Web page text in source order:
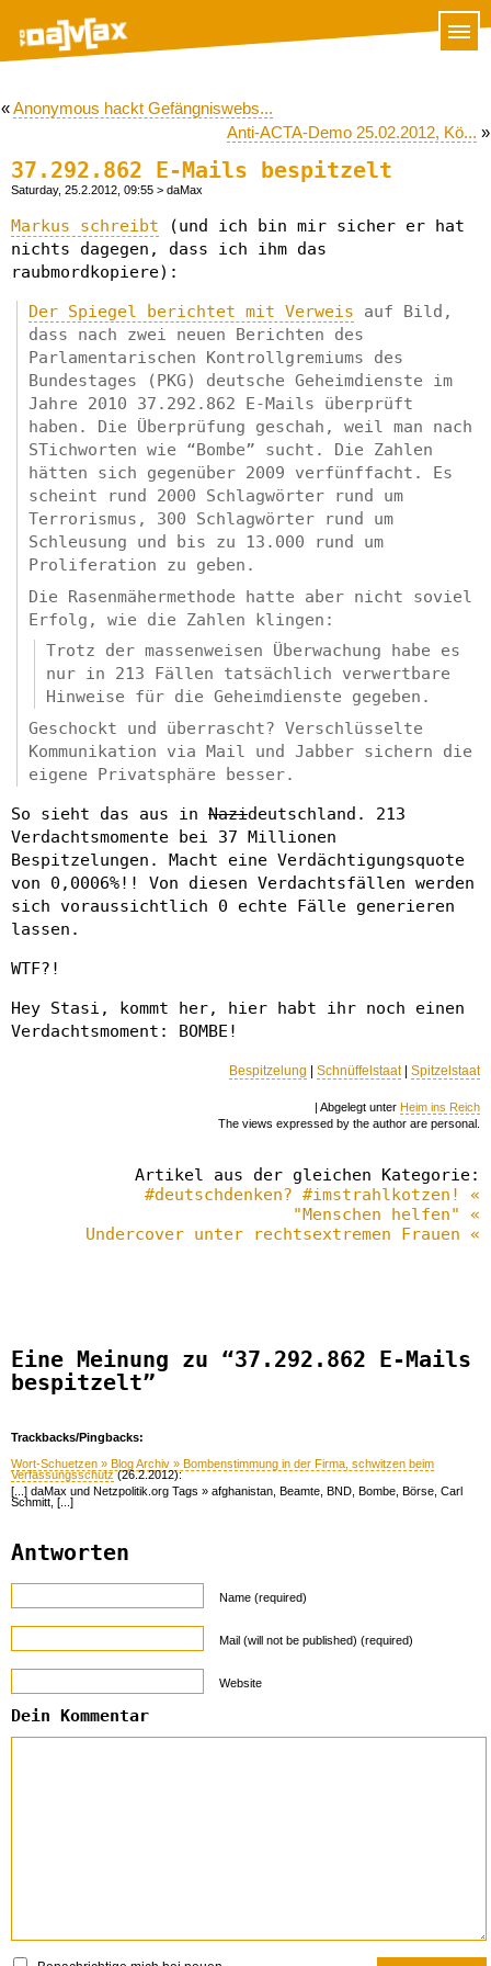
«Anonymous hackt Gefängniswebs...
Anti-ACTA-Demo 25.02.2012, Kö... »
37.292.862 E-Mails bespitzelt
Saturday, 25.2.2012, 09:55 > daMax
Markus schreibt (und ich bin mir sicher er hat
nichts dagegen, dass ich ihm das
raubmordkopiere):
Der Spiegel berichtet mit Verweis auf Bild,
dass nach zwei neuen Berichten des
Parlamentarischen Kontrollgremiums des
Bundestages (PKG) deutsche Geheimdienste im
Jahre 2010 37.292.862 E-Mails überprüft
haben. Die Überprüfung geschah, weil man nach
STichworten wie “Bombe” sucht. Die Zahlen
hätten sich gegenüber 2009 verfünffacht. Es
scheint rund 2000 Schlagwörter rund um
Terrorismus, 300 Schlagwörter rund um
Schleusung und bis zu 13.000 rund um
Proliferation zu geben.
Die Rasenmähermethode hatte aber nicht soviel
Erfolg, wie die Zahlen klingen:
Trotz der massenweisen Überwachung habe es
nur in 213 Fällen tatsächlich verwertbare
Hinweise für die Geheimdienste gegeben.
Geschockt und überrascht? Verschlüsselte
Kommunikation via Mail und Jabber sichern die
eigene Privatsphäre besser.
So sieht das aus in Nazideutschland. 213
Verdachtsmomente bei 37 Millionen
Bespitzelungen. Macht eine Verdächtigungsquote
von 0,0006%!! Von diesen Verdachtsfällen werden
sich voraussichtlich 0 echte Fälle generieren
lassen.
WTF?!
Hey Stasi, kommt her, hier habt ihr noch einen
Verdachtsmoment: BOMBE!
Bespitzelung | Schnüffelstaat| Spitzelstaat
| Abgelegt unter Heim ins Reich
The views expressed by the author are personal.
Artikel aus der gleichen Kategorie:
#deutschdenken? #imstrahlkotzen! «
"Menschen helfen" «
Undercover unter rechtsextremen Frauen «
Eine Meinung zu “37.292.862 E-Mails
bespitzelt”
Trackbacks/Pingbacks:
Wort-Schuetzen » Blog Archiv » Bombenstimmung in der Firma, schwitzen beim
Verfassungsschutz(26.2.2012):
[...] daMax und Netzpolitik.org Tags » afghanistan, Beamte, BND, Bombe, Börse, Carl
Schmitt, [...]
Antworten
Name (required)
Mail (will not be published) (required)
Website
Dein Kommentar